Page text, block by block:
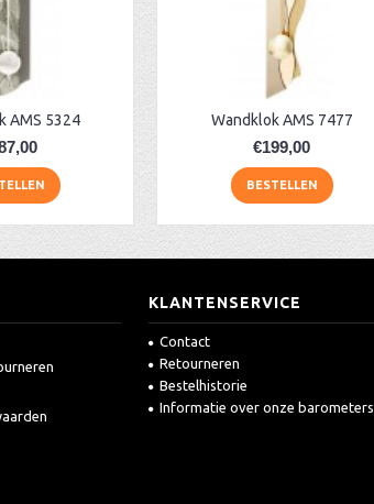
AMS 5324 Wandklok AMS 7477
€199,00
BESTELLEN
KLANTENSERVICE
Contact
Retourneren
Bestelhistorie
Informatie over onze barometers